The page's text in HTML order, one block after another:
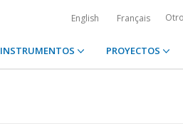
English Français
INSTRUMENTOS PROYECTOS